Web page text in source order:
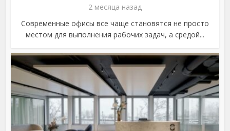
2 месяца назад
Современные офисы все чаще становятся не просто
местом для выполнения рабочих задач, а средой...